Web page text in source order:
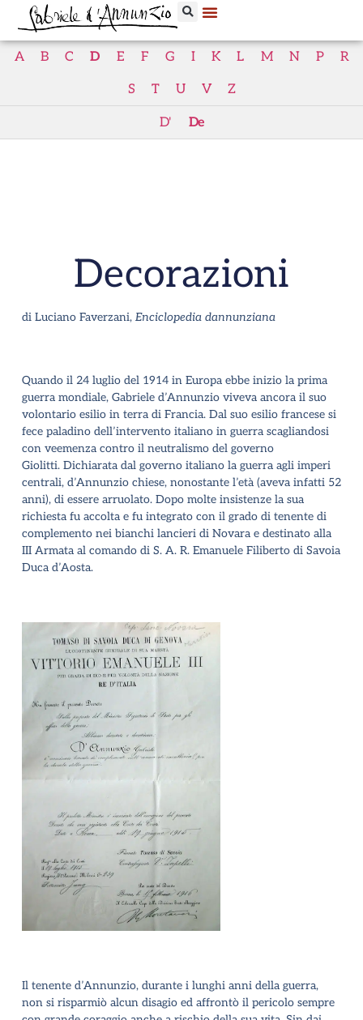
A B C D E F G I K L M N P
R
S
T U V Z
D' De
Decorazioni
di Luciano Faverzani, Enciclopedia dannunziana
Quando il 24 luglio del 1914 in Europa ebbe inizio la prima
guerra mondiale, Gabriele d’Annunzio viveva ancora il suo
volontario esilio in terra di Francia. Dal suo esilio francese si
fece paladino dell’intervento italiano in guerra scagliandosi
con veemenza contro il neutralismo del governo
Giolitti. Dichiarata dal governo italiano la guerra agli imperi
centrali, d’Annunzio chiese, nonostante l’età (aveva infatti 52
anni), di essere arruolato. Dopo molte insistenze la sua
richiesta fu accolta e fu integrato con il grado di tenente di
complemento nei bianchi lancieri di Novara e destinato alla
III Armata al comando di S. A. R. Emanuele Filiberto di Savoia
Duca d’Aosta.
Il tenente d’Annunzio, durante i lunghi anni della guerra,
non si risparmiò alcun disagio ed affrontò il pericolo sempre